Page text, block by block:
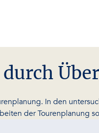
In den
der Tourenplanung